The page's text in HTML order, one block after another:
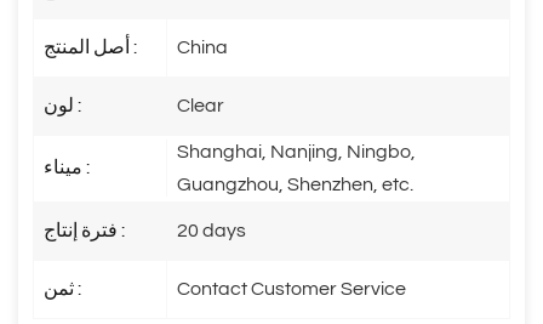
أصل المنتج : China
لون : Clear
ميناء :
Shanghai, Nanjing, Ningbo,
Guangzhou, Shenzhen, etc.
فترة إنتاج : 20 days
ثمن : Contact Customer Service